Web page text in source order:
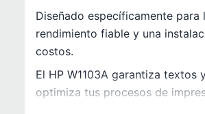
Diseñado específicamente para
rendimiento fiable y una
costos.
El HP W1103A garantiza
optimiza tus procesos de